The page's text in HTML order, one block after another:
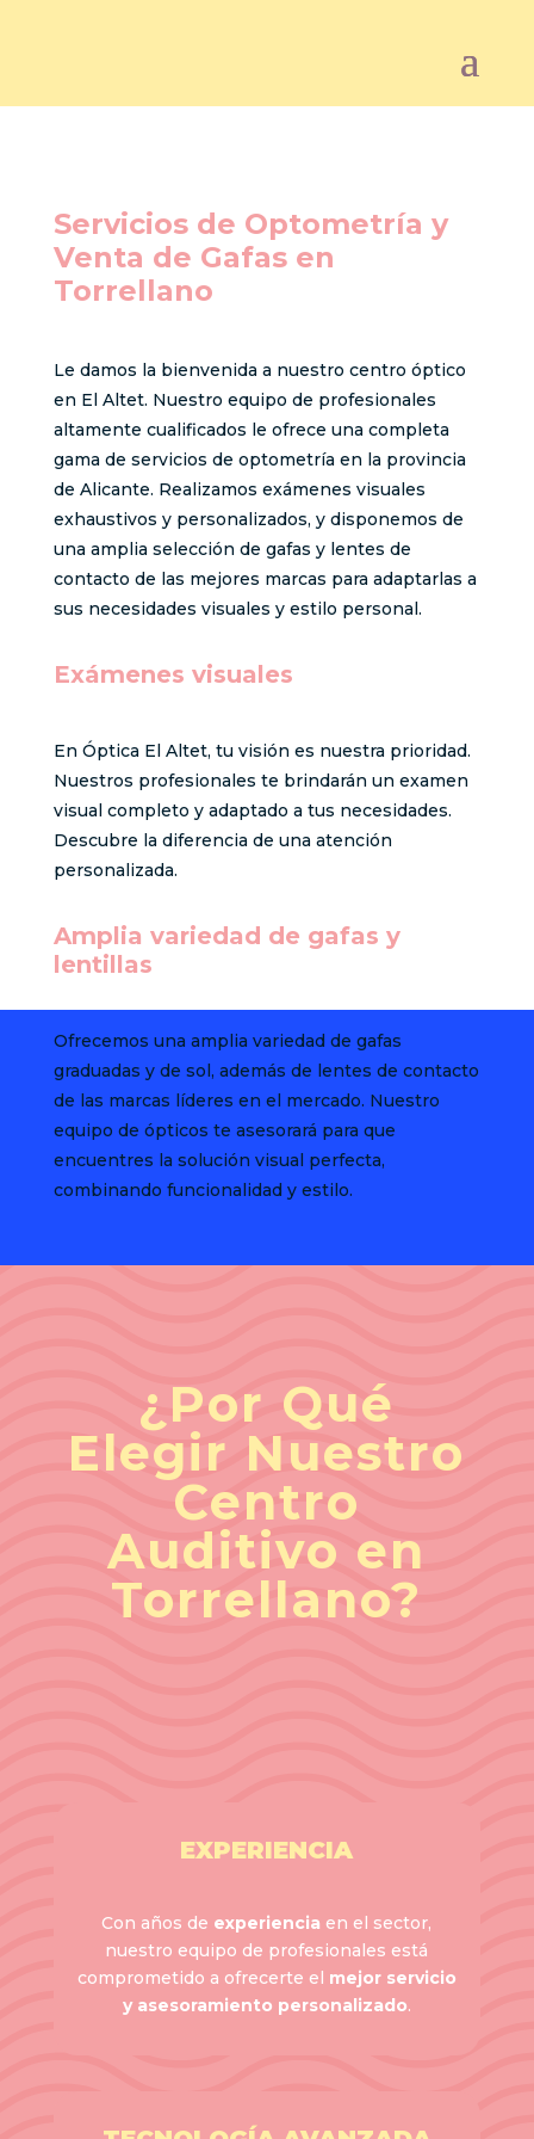
Servicios de Optometría y
Venta de Gafas en
Torrellano
Le damos la bienvenida a nuestro centro óptico
en El Altet. Nuestro equipo de profesionales
altamente cualificados le ofrece una completa
gama de servicios de optometría en la provincia
de Alicante. Realizamos exámenes visuales
exhaustivos y personalizados, y disponemos de
una amplia selección de gafas y lentes de
contacto de las mejores marcas para adaptarlas a
sus necesidades visuales y estilo personal.
Exámenes visuales
En Óptica El Altet, tu visión es nuestra prioridad.
Nuestros profesionales te brindarán un examen
visual completo y adaptado a tus necesidades.
Descubre la diferencia de una atención
personalizada.
Amplia variedad de gafas y
lentillas
Ofrecemos una amplia variedad de gafas
graduadas y de sol, además de lentes de contacto
de las marcas líderes en el mercado. Nuestro
equipo de ópticos te asesorará para que
encuentres la solución visual perfecta,
combinando funcionalidad y estilo.
¿Por Qué
Elegir Nuestro
Centro
Auditivo en
Torrellano?
EXPERIENCIA
Con años de experiencia en el sector,
nuestro equipo de profesionales está
comprometido a ofrecerte el mejor servicio
y asesoramiento personalizado.